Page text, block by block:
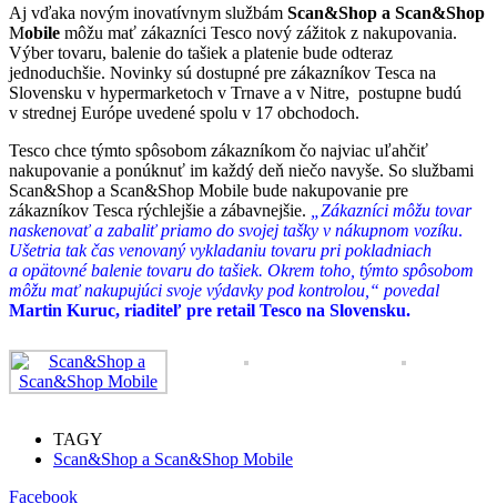
Aj vďaka novým inovatívnym službám Scan&Shop a Scan&Shop
Mobile môžu mať zákazníci Tesco nový zážitok z nakupovania.
Výber tovaru, balenie do tašiek a platenie bude odteraz
jednoduchšie. Novinky sú dostupné pre zákazníkov Tesca na
Slovensku v hypermarketoch v Trnave a v Nitre, postupne budú
v strednej Európe uvedené spolu v 17 obchodoch.
Tesco chce týmto spôsobom zákazníkom čo najviac uľahčiť
nakupovanie a ponúknuť im každý deň niečo navyše. So službami
Scan&Shop a Scan&Shop Mobile bude nakupovanie pre
zákazníkov Tesca rýchlejšie a zábavnejšie.
„Zákazníci môžu tovar
naskenovať a zabaliť priamo do svojej tašky v nákupnom vozíku.
Ušetria tak čas venovaný vykladaniu tovaru pri pokladniach
a opätovné balenie tovaru do tašiek. Okrem toho, týmto spôsobom
môžu mať nakupujúci svoje výdavky pod kontrolou,“ povedal
Martin Kuruc, riaditeľ pre retail Tesco na Slovensku.
TAGY
Scan&Shop a Scan&Shop Mobile
Facebook